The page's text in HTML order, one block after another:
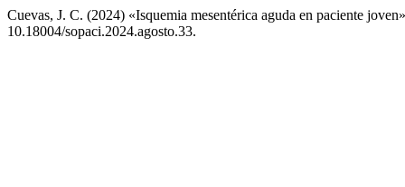
Cuevas, J. C. (2024) «Isquemia mesentérica aguda en paciente
10.18004/sopaci.2024.agosto.33.